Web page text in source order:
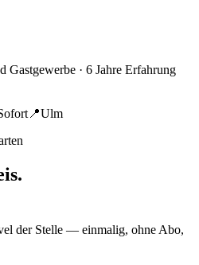
Gastgewerbe · 6 Jahre Erfahrung
📍Ulm
der Stelle — einmalig, ohne Abo,